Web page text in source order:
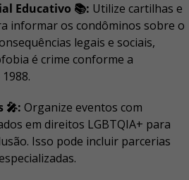
Educativo 📚: Utilize cartilhas e
informar os condôminos sobre o
legais e sociais,
é crime conforme a
🎤: Organize eventos com
em direitos LGBTQIA+ para
Isso pode incluir parcerias